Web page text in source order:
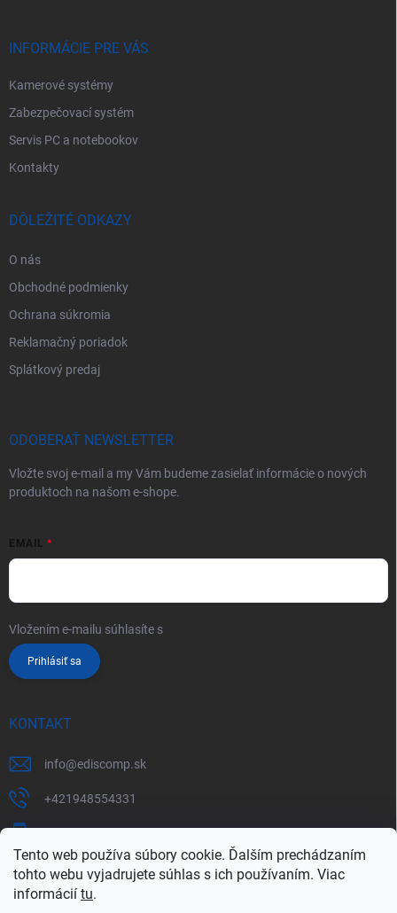
Tento web používa súbory cookie. Ďalším prechádzaním
tohto webu vyjadrujete súhlas s ich používaním. Viac
informácií tu.
INFORMÁCIE PRE VÁS
Kamerové systémy
Zabezpečovací systém
Servis PC a notebookov
Kontakty
DÔLEŽITÉ ODKAZY
O nás
Obchodné podmienky
Ochrana súkromia
Reklamačný poriadok
Splátkový predaj
ODOBERAŤ NEWSLETTER
Vložte svoj e-mail a my Vám budeme zasielať informácie o nových
produktoch na našom e-shope.
EMAIL
Vložením e-mailu súhlasíte s
Prihlásiť sa
KONTAKT
info@ediscomp.sk
+421948554331
+421948331554